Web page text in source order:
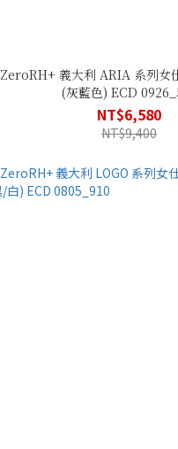
ZeroRH+ 義大利 ARIA 系列女
(灰藍色) ECD
NT$6,580
NT$9,400